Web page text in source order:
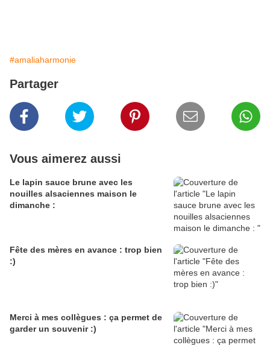
#amaliaharmonie
Partager
Vous aimerez aussi
Le lapin sauce brune avec les
nouilles alsaciennes maison le
dimanche :
Fête des mères en avance : trop bien
:)
Merci à mes collègues : ça permet de
garder un souvenir :)